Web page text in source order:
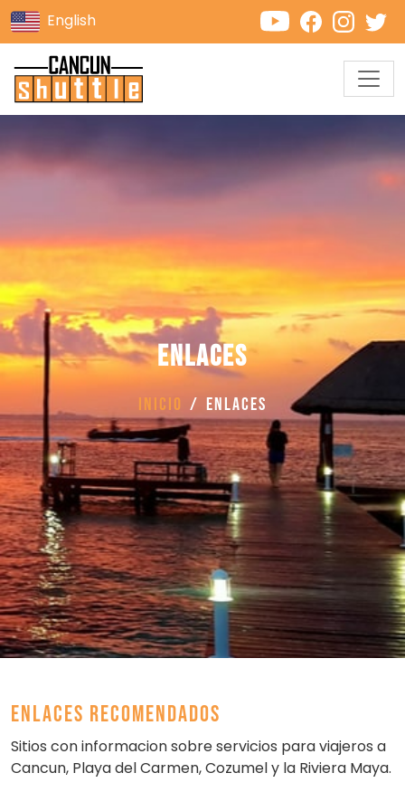
English
Enlaces
Inicio Enlaces
ENLACES RECOMENDADOS
Sitios con informacion sobre servicios para viajeros a
Cancun, Playa del Carmen, Cozumel y la Riviera Maya.